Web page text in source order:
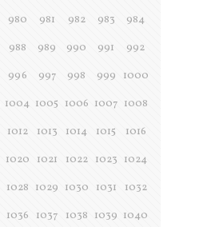
980 981 982 983
984
988 989 990 991
992
996 997 998 999
1000
1004 1005 1006 1007 1008
1012 1013 1014 1015
1016
1020 1021 1022 1023 1024
1028 1029 1030 1031
1032
1036 1037 1038 1039 1040